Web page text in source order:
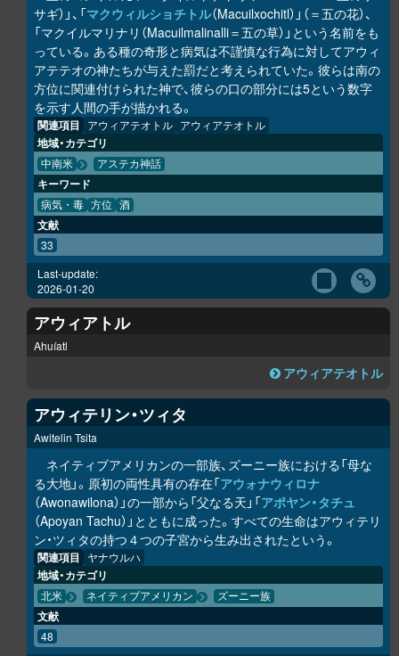
サギ）」、「マクウィルショチトル（Macuilxochitl）」（＝五の花）、
「マクイルマリナリ（Macuilmalinalli＝五の草）」という名前をも
っている。ある種の奇形と病気は不謹慎な行為に対してアウィ
アテテオの神たちが与えた罰だと考えられていた。彼らは南の
方位に関連付けられた神で、彼らの口の部分には5という数字
を示す人間の手が描かれる。
関連項目 アウィアテオトル アウィアテオトル
地域・カテゴリ
中南米 アステカ神話
キーワード
病気・毒 方位 酒
文献
33
Last-update:
2026-01-20
アウィアトル
Ahuíatl
アウィアテオトル
アウィテリン・ツィタ
Awitelin Tsita
ネイティブアメリカンの一部族、ズーニー族における「母な
る大地」。原初の両性具有の存在「アウォナウィロナ
（Awonawilona）」の一部から「父なる天」「アポヤン・タチュ
（Apoyan Tachu）」とともに成った。すべての生命はアウィテリ
ン・ツィタの持つ４つの子宮から生み出されたという。
関連項目 ヤナウルハ
地域・カテゴリ
北米 ネイティブアメリカン ズーニー族
文献
48